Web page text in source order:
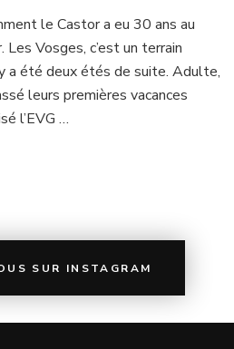
le Castor a eu 30 ans au
Vosges, c’est un terrain
a été deux étés de suite. Adulte,
leurs premières vacances
l’EVG …
SUR INSTAGRAM